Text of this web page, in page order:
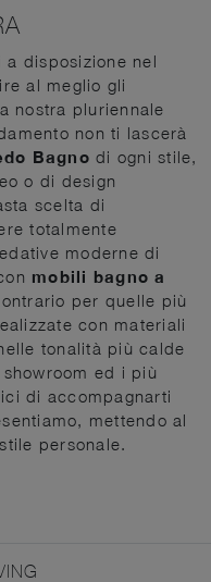
disposizione nel
al meglio gli
nostra pluriennale
non ti lascerà
Bagno di ogni stile,
o di design
scelta di
totalmente
moderne di
mobili bagno a
per quelle più
con materiali
tonalità più calde
ed i più
di accompagnarti
mettendo al
personale.